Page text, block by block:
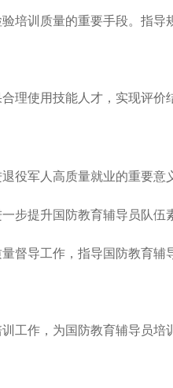
训质量的重要手段。指导
使用技能人才，实现评价
军人高质量就业的重要意
步提升国防教育辅导员队伍
导工作，指导国防教育辅
作，为国防教育辅导员培